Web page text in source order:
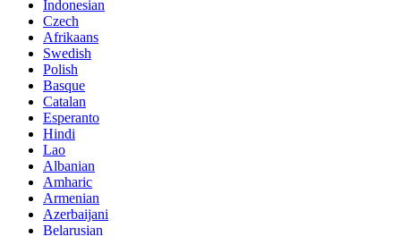
Indonesian
Czech
Afrikaans
Swedish
Polish
Basque
Catalan
Esperanto
Hindi
Lao
Albanian
Amharic
Armenian
Azerbaijani
Belarusian